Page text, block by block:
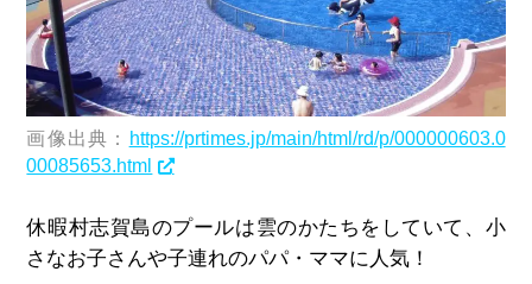
画像出典：
https://prtimes.jp/main/html/rd/p/000000603.0
00085653.html
休暇村志賀島のプールは雲のかたちをしていて、小
さなお子さんや子連れのパパ・ママに人気！